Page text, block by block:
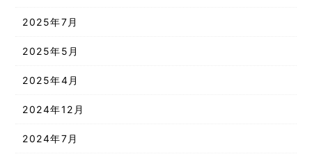
2025年7月
2025年5月
2025年4月
2024年12月
2024年7月